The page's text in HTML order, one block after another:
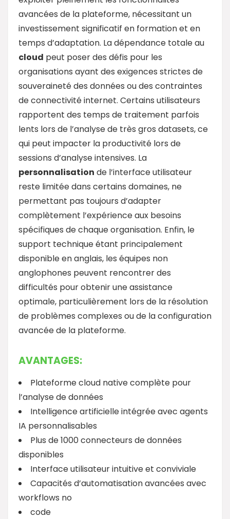
avancées de la plateforme, nécessitant un
investissement significatif en formation et en
temps d’adaptation. La dépendance totale au
cloud peut poser des défis pour les
organisations ayant des exigences strictes de
souveraineté des données ou des contraintes
de connectivité internet. Certains utilisateurs
rapportent des temps de traitement parfois
lents lors de l’analyse de très gros datasets, ce
qui peut impacter la productivité lors de
sessions d’analyse intensives. La
personnalisation de l’interface utilisateur
reste limitée dans certains domaines, ne
permettant pas toujours d’adapter
complètement l’expérience aux besoins
spécifiques de chaque organisation. Enfin, le
support technique étant principalement
disponible en anglais, les équipes non
anglophones peuvent rencontrer des
difficultés pour obtenir une assistance
optimale, particulièrement lors de la résolution
de problèmes complexes ou de la configuration
avancée de la plateforme.
AVANTAGES:
Plateforme cloud native complète pour
l’analyse de données
Intelligence artificielle intégrée avec agents
IA personnalisables
Plus de 1000 connecteurs de données
disponibles
Interface utilisateur intuitive et conviviale
Capacités d’automatisation avancées avec
workflows no
code